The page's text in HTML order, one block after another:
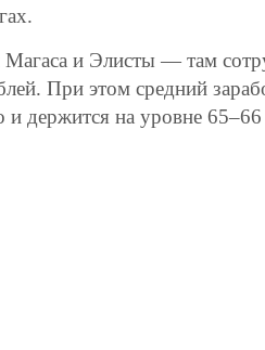
и Элисты — там
При этом средний
и держится на уровне